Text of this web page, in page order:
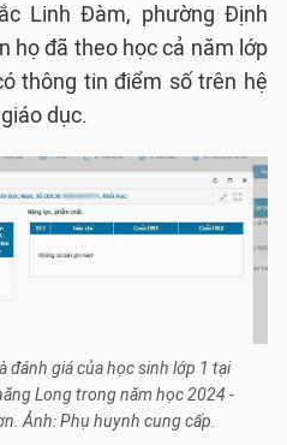
Linh Đàm, phường Định
họ đã theo học cả năm lớp
thông tin điểm số trên hệ
dục.
đánh giá của học sinh lớp 1 tại
Long trong năm học 2024 -
Ảnh: Phụ huynh cung cấp.